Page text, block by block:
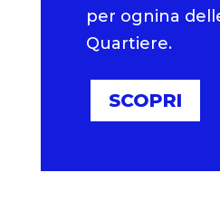
per ognina
Quartiere.
SCOPRI